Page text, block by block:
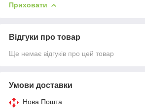
Приховати
Відгуки про товар
Ще немає відгуків про цей товар
Умови доставки
Нова Пошта